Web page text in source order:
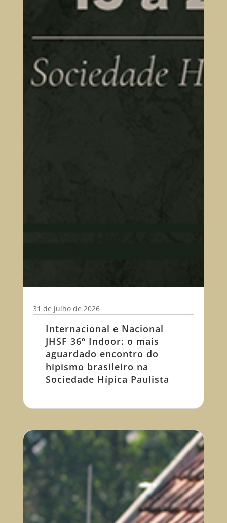
Internacional e Nacional
JHSF 36º Indoor: o mais
aguardado encontro do
hipismo brasileiro na
Sociedade Hípica Paulista
31 de julho de 2026